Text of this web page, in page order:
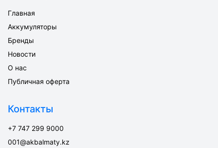
Главная
Аккумуляторы
Бренды
Новости
О нас
Публичная оферта
Контакты
+7 747 299 9000
001@akbalmaty.kz